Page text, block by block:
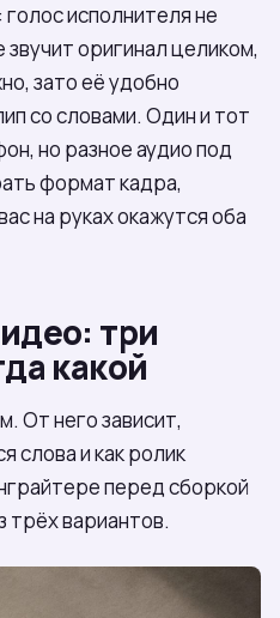
исполнителя не
оригинал целиком,
зато её удобно
со словами. Один и тот
но разное аудио под
формат кадра,
на руках окажутся оба
три
какой
От него зависит,
слова и как ролик
перед сборкой
трёх вариантов.